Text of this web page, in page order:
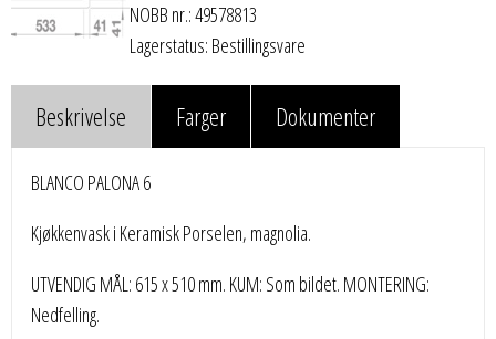
NOBB nr.: 49578813
Lagerstatus: Bestillingsvare
Beskrivelse Farger Dokumenter
BLANCO PALONA 6
Kjøkkenvask i Keramisk Porselen, magnolia.
UTVENDIG MÅL: 615 x 510 mm. KUM: Som bildet. MONTERING:
Nedfelling.